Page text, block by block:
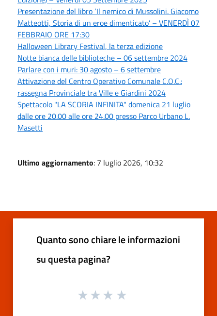
Presentazione del libro ‘Il nemico di Mussolini. Giacomo
Matteotti, Storia di un eroe dimenticato’ – VENERDÌ 07
FEBBRAIO ORE 17:30
Halloween Library Festival, la terza edizione
Notte bianca delle biblioteche – 06 settembre 2024
Parlare con i muri: 30 agosto – 6 settembre
Attivazione del Centro Operativo Comunale C.O.C.:
rassegna Provinciale tra Ville e Giardini 2024
Spettacolo "LA SCORIA INFINITA" domenica 21 luglio
dalle ore 20.00 alle ore 24.00 presso Parco Urbano L.
Masetti
Ultimo aggiornamento: 7 luglio 2026, 10:32
Quanto sono chiare le informazioni
su questa pagina?